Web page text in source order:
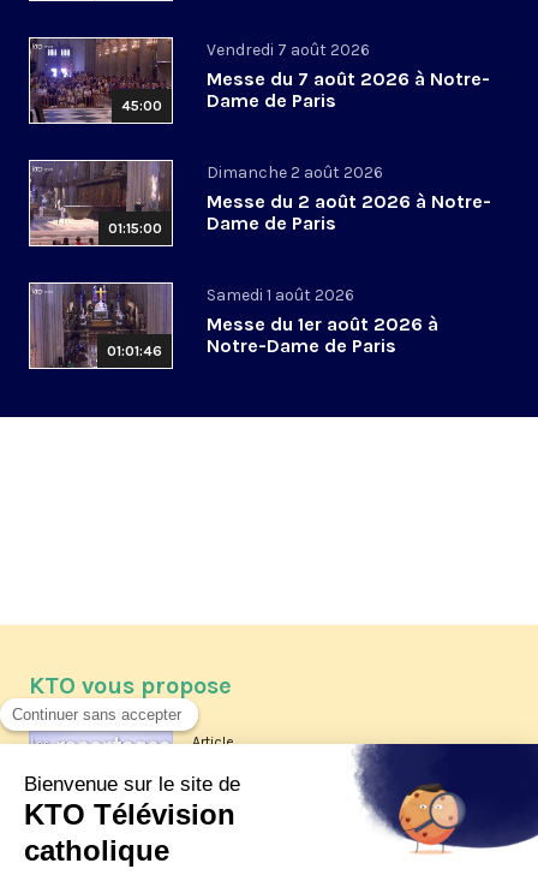
45:00
Vendredi 7 août 2026
Messe du 7 août 2026 à Notre-
Dame de Paris
01:15:00
Dimanche 2 août 2026
Messe du 2 août 2026 à Notre-
Dame de Paris
01:01:46
Samedi 1 août 2026
Messe du 1er août 2026 à
Notre-Dame de Paris
KTO vous propose
Article
Les reportages d'été 2026 de KTO